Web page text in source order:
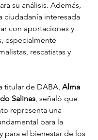
su análisis. Además,
ciudadanía interesada
con aportaciones y
especialmente
rescatistas y
titular de DABA, Alma
Salinas, señaló que
representa una
para la
para el bienestar de los